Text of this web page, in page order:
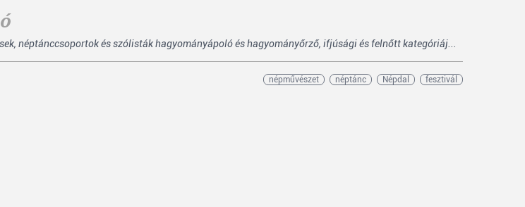
néptánccsoportok és szólisták hagyományápoló és hagyományőrző, ifjúsági és felnőtt kategóriáj...
népművészet néptánc Népdal fesztivál